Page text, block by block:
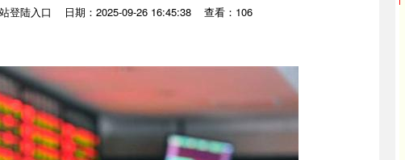
登陆入口 日期：2025-09-26 16:45:38 查看：106